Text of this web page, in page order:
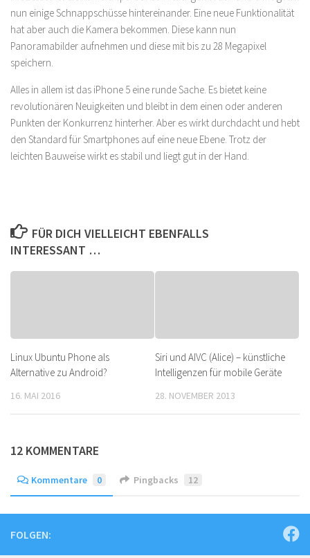
nun einige Schnappschüsse hintereinander. Eine neue Funktionalität
hat aber auch die Kamera bekommen. Diese kann nun
Panoramabilder aufnehmen und diese mit bis zu 28 Megapixel
speichern.
Alles in allem ist das iPhone 5 eine runde Sache. Es bietet keine
revolutionären Neuigkeiten und bleibt in dem einen oder anderen
Punkten der Konkurrenz hinterher. Aber es wirkt durchdacht und hebt
den Standard für Smartphones auf eine neue Ebene. Trotz der
leichten Bauweise wirkt es stabil und liegt gut in der Hand.
FÜR DICH VIELLEICHT EBENFALLS
INTERESSANT …
Linux Ubuntu Phone als
Alternative zu Android?
16. MAI 2016
Siri und AIVC (Alice) – künstliche
Intelligenzen für mobile Geräte
28. NOVEMBER 2013
12 KOMMENTARE
Kommentare 0 Pingbacks 12
FOLGEN: